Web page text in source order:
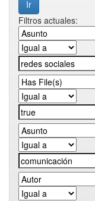
Filtros actuales: